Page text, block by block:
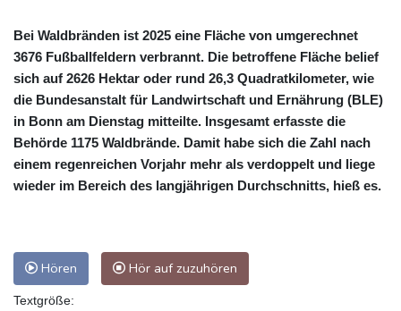
Bei Waldbränden ist 2025 eine Fläche von umgerechnet
3676 Fußballfeldern verbrannt. Die betroffene Fläche belief
sich auf 2626 Hektar oder rund 26,3 Quadratkilometer, wie
die Bundesanstalt für Landwirtschaft und Ernährung (BLE)
in Bonn am Dienstag mitteilte. Insgesamt erfasste die
Behörde 1175 Waldbrände. Damit habe sich die Zahl nach
einem regenreichen Vorjahr mehr als verdoppelt und liege
wieder im Bereich des langjährigen Durchschnitts, hieß es.
Hören Hör auf zuzuhören
Textgröße: